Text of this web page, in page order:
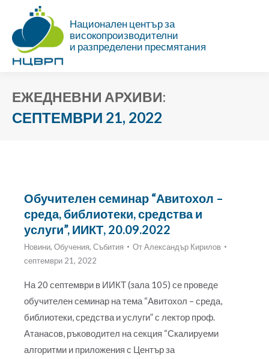
Национален център за
високопроизводителни
и разпределени пресмятания
ЕЖЕДНЕВНИ АРХИВИ:
СЕПТЕМВРИ 21, 2022
Обучителен семинар “Авитохол –
среда, библиотеки, средства и
услуги”, ИИКТ, 20.09.2022
Новини, Обучения, Събития ОтАлександър Кирилов
септември 21, 2022
На 20 септември в ИИКТ (зала 105) се проведе
обучителен семинар на тема “Авитохол – среда,
библиотеки, средства и услуги” с лектор проф.
Атанасов, ръководител на секция “Скалируеми
алгоритми и приложения с Център за